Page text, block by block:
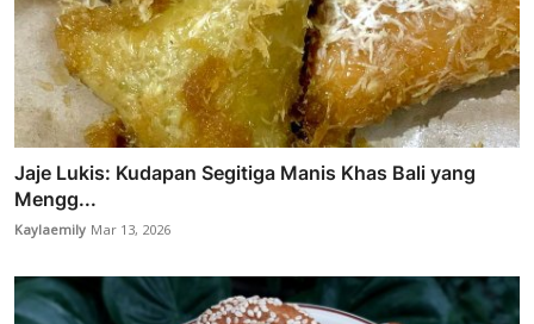
Jaje Lukis: Kudapan Segitiga Manis Khas Bali yang
Mengg...
Kaylaemily Mar 13, 2026